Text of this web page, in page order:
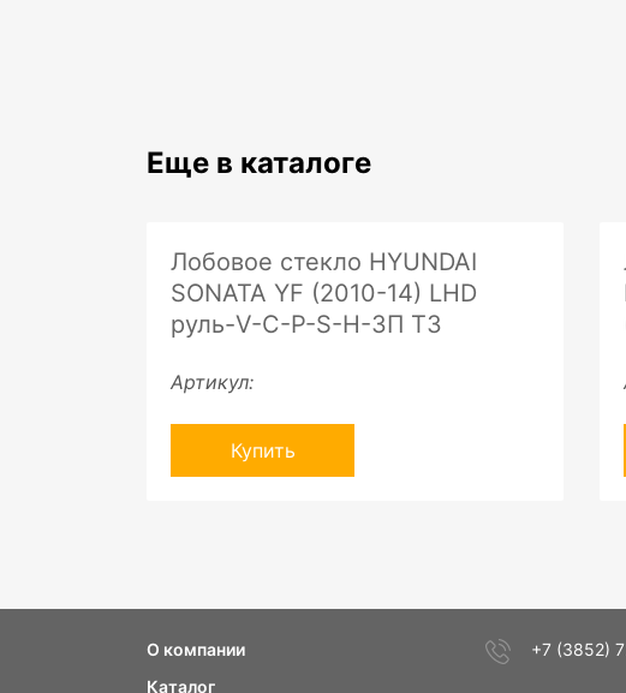
Еще в каталоге
Лобовое стекло HYUNDAI
SONATA YF (2010-14) LHD
руль-V-С-P-S-H-ЗП ТЗ
Артикул:
Купить
О компании
Каталог
+7 (3852)